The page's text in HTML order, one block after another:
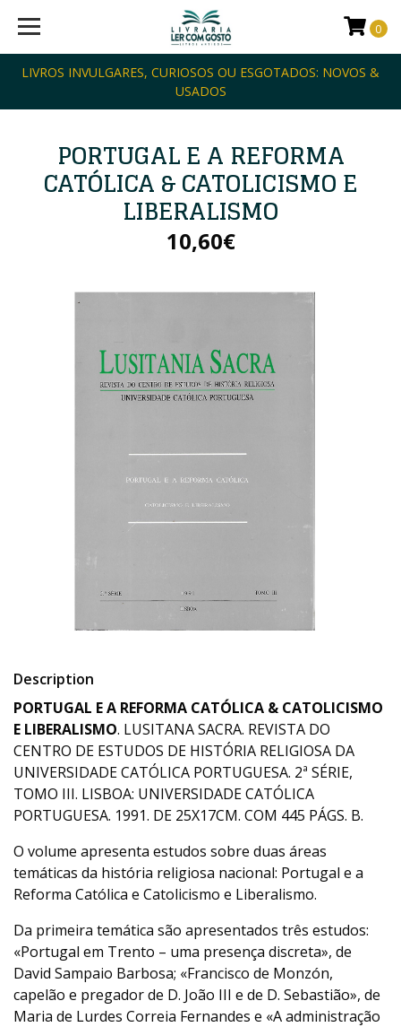
LIVROS INVULGARES, CURIOSOS OU ESGOTADOS: NOVOS &
USADOS
0
PORTUGAL E A REFORMA
CATÓLICA & CATOLICISMO E
LIBERALISMO
10,60€
Description
PORTUGAL E A REFORMA CATÓLICA & CATOLICISMO
E LIBERALISMO. LUSITANA SACRA. REVISTA DO
CENTRO DE ESTUDOS DE HISTÓRIA RELIGIOSA DA
UNIVERSIDADE CATÓLICA PORTUGUESA. 2ª SÉRIE,
TOMO III. LISBOA: UNIVERSIDADE CATÓLICA
PORTUGUESA. 1991. DE 25X17CM. COM 445 PÁGS. B.
O volume apresenta estudos sobre duas áreas
temáticas da história religiosa nacional: Portugal e a
Reforma Católica e Catolicismo e Liberalismo.
Da primeira temática são apresentados três estudos:
«Portugal em Trento – uma presença discreta», de
David Sampaio Barbosa; «Francisco de Monzón,
capelão e pregador de D. João III e de D. Sebastião», de
Maria de Lurdes Correia Fernandes e «A administração